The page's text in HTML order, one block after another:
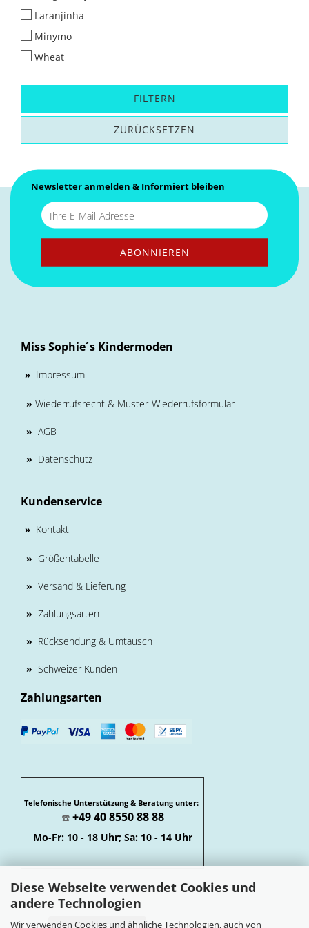
Diese Webseite verwendet Cookies und
andere Technologien
Wir verwenden Cookies und ähnliche Technologien, auch von
Laranjinha
Minymo
Wheat
FILTERN
ZURÜCKSETZEN
Newsletter anmelden & Informiert bleiben
Miss Sophie´s Kindermoden
» Impressum
» Wiederrufsrecht & Muster-Wiederrufsformular
» AGB
» Datenschutz
Kundenservice
» Kontakt
» Größentabelle
» Versand & Lieferung
» Zahlungsarten
» Rücksendung & Umtausch
» Schweizer Kunden
Zahlungsarten
Telefonische Unterstützung & Beratung unter:
☎️ +49 40 8550 88 88
Mo-Fr: 10 - 18 Uhr; Sa: 10 - 14 Uhr
Vertrag widerrufen